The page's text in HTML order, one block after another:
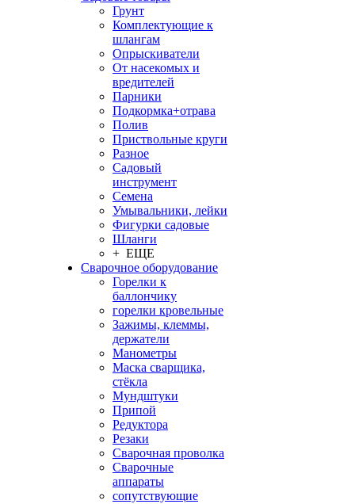
Грунт
Комплектующие к
шлангам
Опрыскиватели
От насекомых и
вредителей
Парники
Подкормка+отрава
Полив
Приствольные круги
Разное
Садовый
инструмент
Семена
Умывальники, лейки
Фигурки садовые
Шланги
+ ЕЩЕ
Сварочное оборудование
Горелки к
баллончику
горелки кровельные
Зажимы, клеммы,
держатели
Манометры
Маска сварщика,
стёкла
Мундштуки
Припой
Редуктора
Резаки
Сварочная проволка
Сварочные
аппараты
сопутствующие